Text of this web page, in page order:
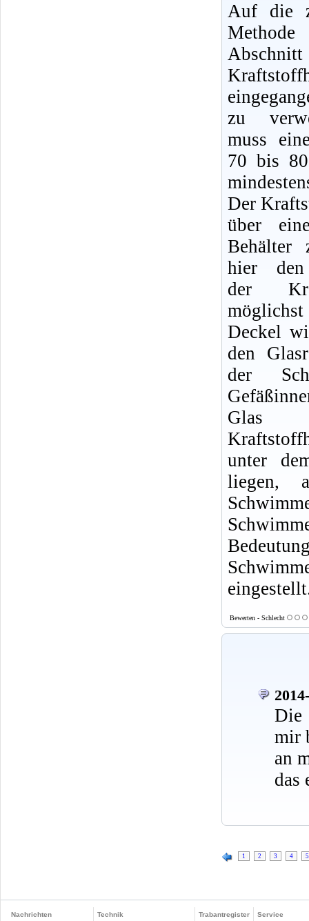
Auf die
zu
muss
70 bis
Der
über
Behälter
hier den
der
Deckel
den
der
Glas
unter
liegen,
Bewerten - Schlecht
Die
mir
an
das
1 2 3 4 5
Nachrichten
Technik
Trabantregister
Service